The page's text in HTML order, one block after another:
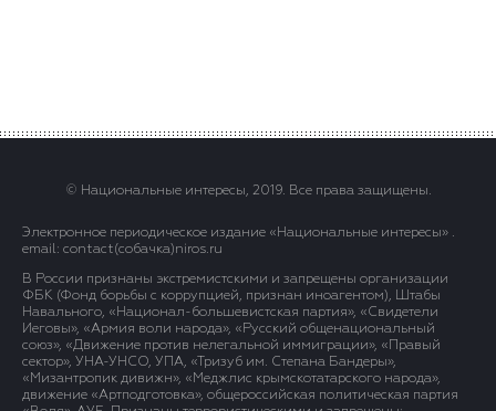
© Национальные интересы, 2019. Все права защищены.
Электронное периодическое издание «Национальные интересы» .
email: contact(сoбaчка)niros.ru
В России признаны экстремистскими и запрещены организации
ФБК (Фонд борьбы с коррупцией, признан иноагентом), Штабы
Навального, «Национал-большевистская партия», «Свидетели
Иеговы», «Армия воли народа», «Русский общенациональный
союз», «Движение против нелегальной иммиграции», «Правый
сектор», УНА-УНСО, УПА, «Тризуб им. Степана Бандеры»,
«Мизантропик дивижн», «Меджлис крымскотатарского народа»,
движение «Артподготовка», общероссийская политическая партия